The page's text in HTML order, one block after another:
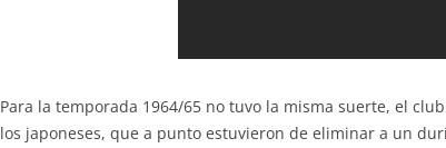
Para la temporada 1964/65 no tuvo la misma suerte, el
los japoneses, que a punto estuvieron de eliminar a un